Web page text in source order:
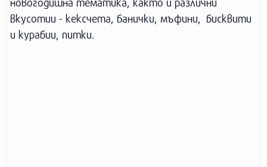
вкусотии - кексчета, банички, мъфини, бисквити
и курабии, питки.